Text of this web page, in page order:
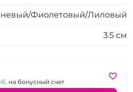
Фиолетовый/Лиловый
3.5 см
на бонусный счет